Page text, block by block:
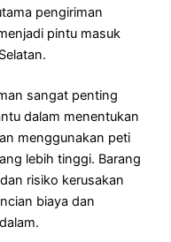
pengiriman
pintu masuk
sangat penting
dalam menentukan
menggunakan peti
lebih tinggi. Barang
risiko kerusakan
biaya dan